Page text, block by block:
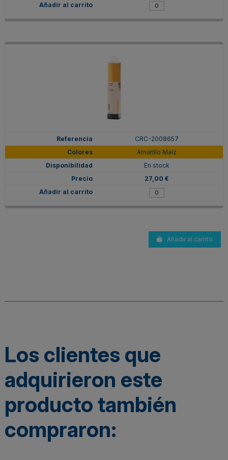
CRC-2008657
Amarillo Maíz
En stock
27,00 €
Añadir al carrito
Los clientes que
adquirieron este
producto también
compraron: